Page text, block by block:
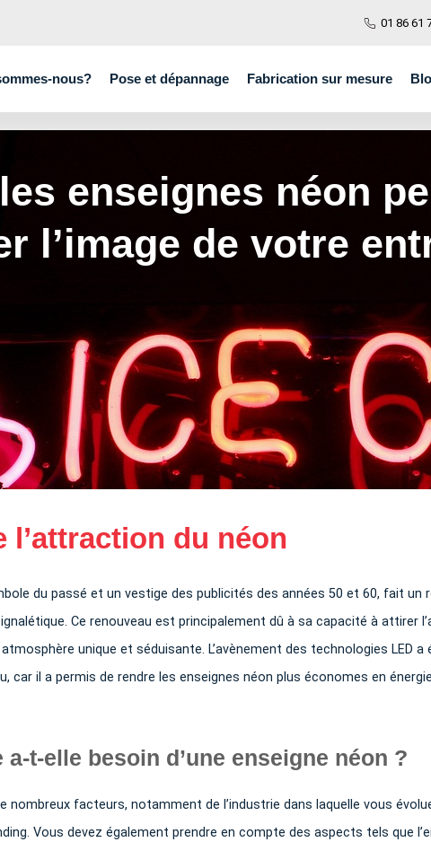
01 86 61
nous? Pose et dépannage Fabrication sur mesure
enseignes néon
l’image de votre
l’attraction du néon
du passé et un vestige des publicités des années 50 et 60, fait un
Ce renouveau est principalement dû à sa capacité à attirer
unique et séduisante. L’avènement des technologies LED a
car il a permis de rendre les enseignes néon plus économes en
t-elle besoin d’une enseigne néon ?
nombreux facteurs, notamment de l’industrie dans laquelle vous
Vous devez également prendre en compte des aspects tels que